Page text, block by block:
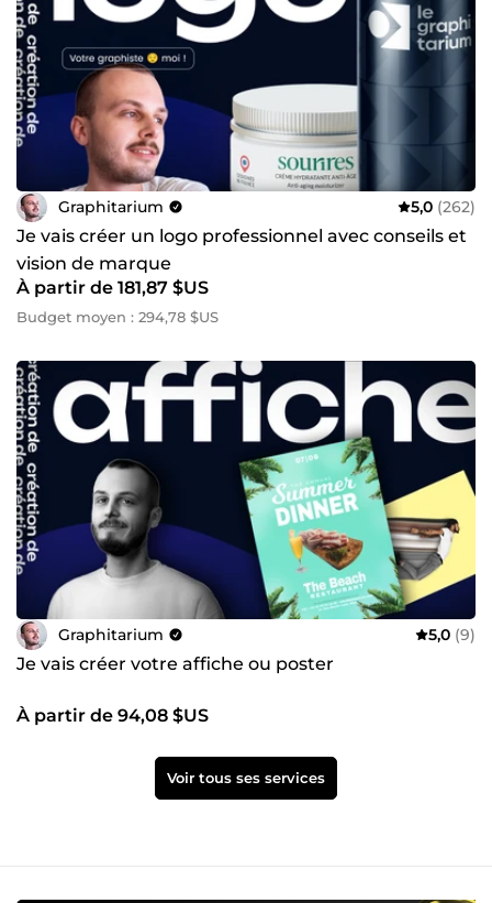
Graphitarium 5,0 (262)
Je vais créer un logo professionnel avec conseils et
vision de marque
À partir de 181,87 $US
Budget moyen : 294,78 $US
Graphitarium 5,0 (9)
Je vais créer votre affiche ou poster
À partir de 94,08 $US
Voir tous ses services